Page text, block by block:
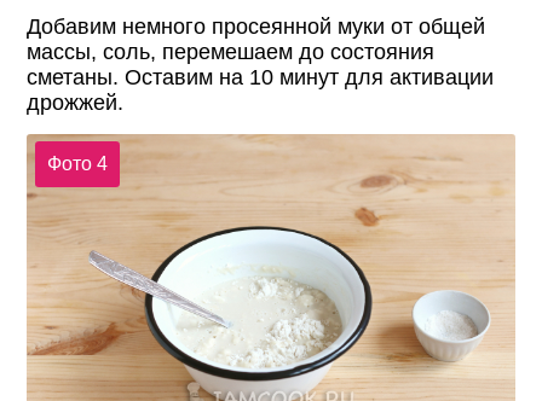
Добавим немного просеянной муки от общей
массы, соль, перемешаем до состояния
сметаны. Оставим на 10 минут для активации
дрожжей.
Фото 4